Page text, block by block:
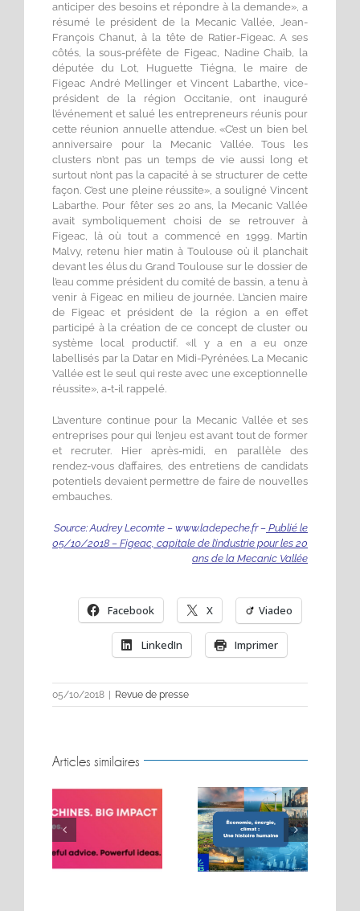
anticiper des besoins et répondre à la demande», a
résumé le président de la Mecanic Vallée, Jean-
François Chanut, à la tête de Ratier-Figeac. A ses
côtés, la sous-préfète de Figeac, Nadine Chaïb, la
députée du Lot, Huguette Tiégna, le maire de
Figeac André Mellinger et Vincent Labarthe, vice-
président de la région Occitanie, ont inauguré
l’événement et salué les entrepreneurs réunis pour
cette réunion annuelle attendue. «C’est un bien bel
anniversaire pour la Mecanic Vallée. Tous les
clusters n’ont pas un temps de vie aussi long et
surtout n’ont pas la capacité à se structurer de cette
façon. C’est une pleine réussite», a souligné Vincent
Labarthe. Pour fêter ses 20 ans, la Mecanic Vallée
avait symboliquement choisi de se retrouver à
Figeac, là où tout a commencé en 1999. Martin
Malvy, retenu hier matin à Toulouse où il planchait
devant les élus du Grand Toulouse sur le dossier de
l’eau comme président du comité de bassin, a tenu à
venir à Figeac en milieu de journée. L’ancien maire
de Figeac et président de la région a en effet
participé à la création de ce concept de cluster ou
système local productif. «Il y a en a eu onze
labellisés par la Datar en Midi-Pyrénées. La Mecanic
Vallée est le seul qui reste avec une exceptionnelle
réussite», a-t-il rappelé.
L’aventure continue pour la Mecanic Vallée et ses
entreprises pour qui l’enjeu est avant tout de former
et recruter. Hier après-midi, en parallèle des
rendez-vous d’affaires, des entretiens de candidats
potentiels devaient permettre de faire de nouvelles
embauches.
Source: Audrey Lecomte – www.ladepeche.fr – Publié le
05/10/2018 – Figeac, capitale de l’industrie pour les 20
ans de la Mecanic Vallée
Facebook X Viadeo
LinkedIn Imprimer
05/10/2018 Revue de presse
Articles similaires